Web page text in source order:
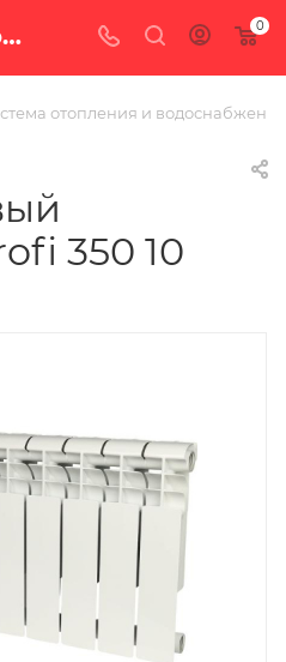
Радиатор алюминиевый ROMMER Profi 350 10 секций с/п — цена в Екатеринбурге, купить в интернет-магазине «100 печей.ру» 0
отопления и водоснабжения
350 10